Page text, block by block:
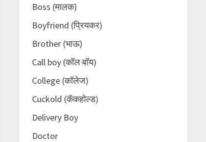
Boss (मालक)
Boyfriend (प्रियकर)
Brother (भाऊ)
Call boy (कॉल बॉय)
College (कॉलेज)
Cuckold (कॅकहोल्ड)
Delivery Boy
Doctor